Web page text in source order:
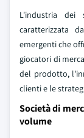
L'industria
caratterizzata
emergenti che
giocatori di
del prodotto,
clienti e le
Società di
volume